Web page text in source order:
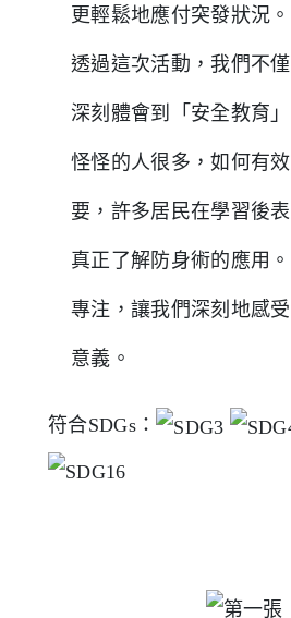
更輕鬆地應付突發狀況。
透過這次活動，我們不
深刻體會到「安全教育
怪怪的人很多，如何有
要，許多居民在學習後
真正了解防身術的應用
專注，讓我們深刻地感
意義。
符合SDGs：